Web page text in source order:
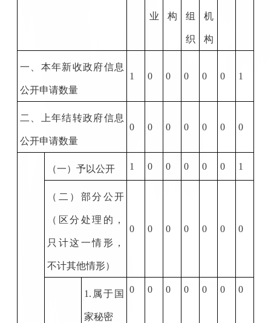
业 构 组
织
机
构
一、本年新收政府信息
公开申请数量
1 0 0 0 0 0 1
二、上年结转政府信息
公开申请数量
0 0 0 0 0 0 0
（一）予以公开 1 0 0 0 0 0 1
（二）部分公开
（区分处理的，
只计这一情形，
不计其他情形）
0 0 0 0 0 0 0
1. 属于国
家秘密
0 0 0 0 0 0 0